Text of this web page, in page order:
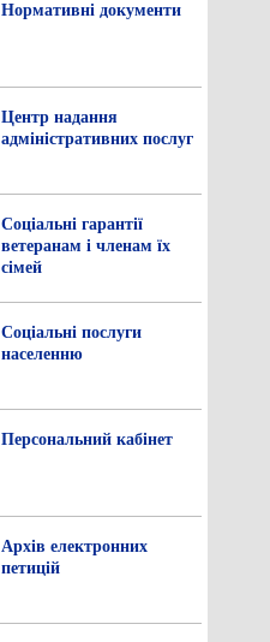
Нормативнi документи
Центр надання
адміністративних послуг
Соціальні гарантії
ветеранам і членам їх
сімей
Соціальні послуги
населенню
Персональний кабінет
Архів електронних
петицій